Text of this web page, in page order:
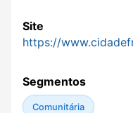
Site
https://
Segmentos
Comunitária